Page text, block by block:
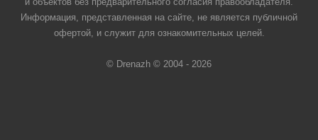
Информация, представленная на сайте, не является публичной
офертой, и служит для ознакомительных целей.
© Drenazh © 2004 - 2026